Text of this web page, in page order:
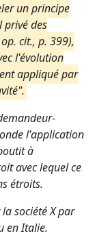
un principe
des
cit., p. 399),
l'évolution
appliqué par
l'application
à
avec lequel ce
étroits.
société X par
en Italie.